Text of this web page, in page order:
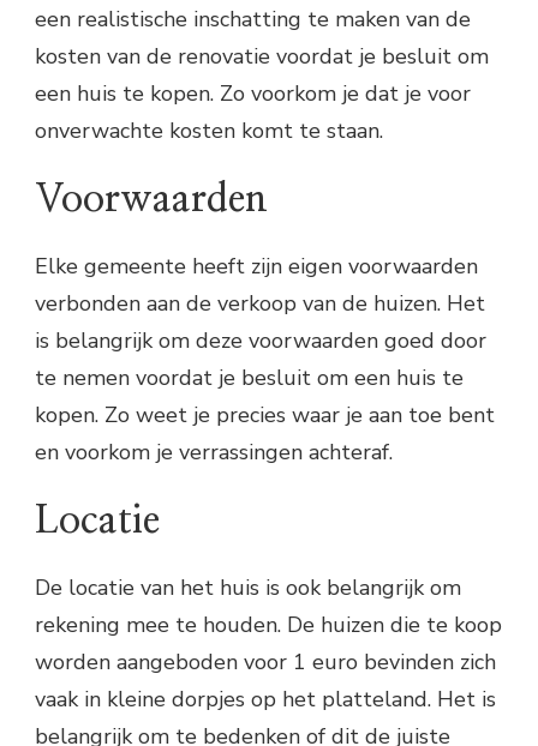
een realistische inschatting te maken van de
kosten van de renovatie voordat je besluit om
een huis te kopen. Zo voorkom je dat je voor
onverwachte kosten komt te staan.
Voorwaarden
Elke gemeente heeft zijn eigen voorwaarden
verbonden aan de verkoop van de huizen. Het
is belangrijk om deze voorwaarden goed door
te nemen voordat je besluit om een huis te
kopen. Zo weet je precies waar je aan toe bent
en voorkom je verrassingen achteraf.
Locatie
De locatie van het huis is ook belangrijk om
rekening mee te houden. De huizen die te koop
worden aangeboden voor 1 euro bevinden zich
vaak in kleine dorpjes op het platteland. Het is
belangrijk om te bedenken of dit de juiste